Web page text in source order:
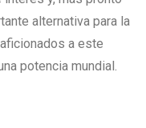
alternativa para la
a este
potencia mundial.